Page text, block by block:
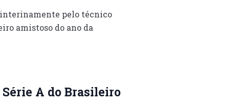
pelo técnico
amistoso do ano da
A do Brasileiro